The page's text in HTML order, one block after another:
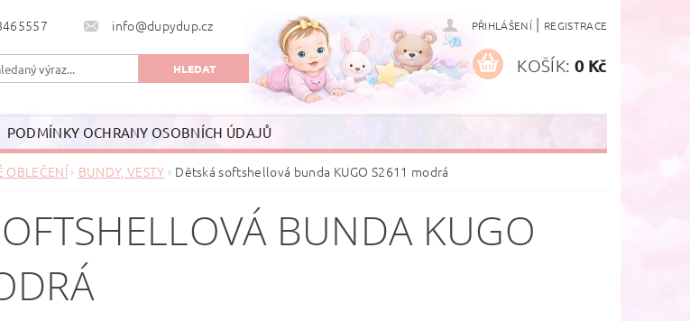
info@dupydup.cz PŘIHLÁŠENÍ | REGISTRACE
KOŠÍK: 0 Kč
PODMÍNKY OCHRANY OSOBNÍCH ÚDAJŮ
OBLEČENÍ BUNDY, VESTY Dětská softshellová bunda KUGO S2611 modrá
BUNDA KUGO